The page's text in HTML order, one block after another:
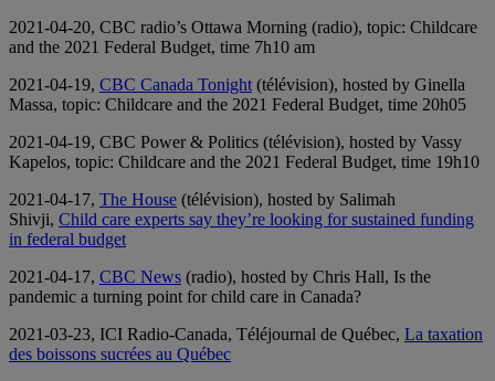
2021-04-20, CBC radio’s Ottawa Morning (radio), topic: Childcare
and the 2021 Federal Budget, time 7h10 am
2021-04-19, CBC Canada Tonight (télévision), hosted by Ginella
Massa, topic: Childcare and the 2021 Federal Budget, time 20h05
2021-04-19, CBC Power & Politics (télévision), hosted by Vassy
Kapelos, topic: Childcare and the 2021 Federal Budget, time 19h10
2021-04-17, The House (télévision), hosted by Salimah
Shivji, Child care experts say they’re looking for sustained funding
in federal budget
2021-04-17, CBC News (radio), hosted by Chris Hall, Is the
pandemic a turning point for child care in Canada?
2021-03-23, ICI Radio-Canada, Téléjournal de Québec, La taxation
des boissons sucrées au Québec